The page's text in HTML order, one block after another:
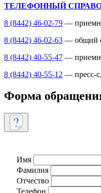
ТЕЛЕФОННЫЙ
8 (8442) 46-02-79 —
8 (8442) 46-02-63 — общий
8 (8442) 40-55-47 —
8 (8442) 40-55-12 — пресс-
Форма
Имя
Фамилия
Отчество